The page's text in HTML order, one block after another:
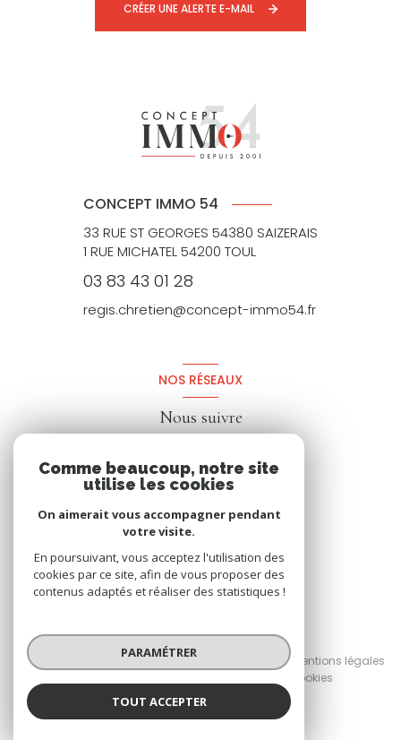
CRÉER UNE ALERTE E-MAIL
CONCEPT IMMO 54
33 RUE ST GEORGES 54380 SAIZERAIS
1 RUE MICHATEL 54200 TOUL
03 83 43 01 28
regis.chretien@concept-immo54.fr
NOS RÉSEAUX
Nous suivre
© 2026 | Tous droits réservés
Nos honoraires
Nos partenaires
Mentions légales
Cookies
Comme beaucoup, notre site
utilise les cookies
On aimerait vous accompagner pendant
votre visite.
En poursuivant, vous acceptez l'utilisation des
cookies par ce site, afin de vous proposer des
contenus adaptés et réaliser des statistiques !
PARAMÉTRER
TOUT ACCEPTER